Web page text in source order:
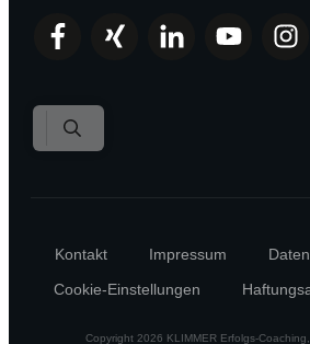
Copyright 2026 KLIMMER Erfolgs-Coaching
Kontakt Impressum
Cookie-Einstellungen